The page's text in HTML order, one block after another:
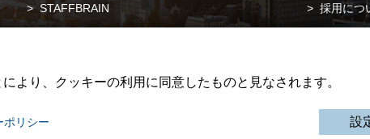
STAFFBRAIN 採用につ
より、クッキーの利用に同意したものと見なされます。
ポリシー 設